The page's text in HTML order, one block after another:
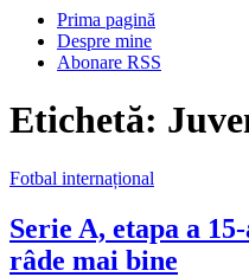
Prima pagină
Despre mine
Abonare RSS
Etichetă:
Fotbal internațional
Serie A, etapa a
râde mai bine